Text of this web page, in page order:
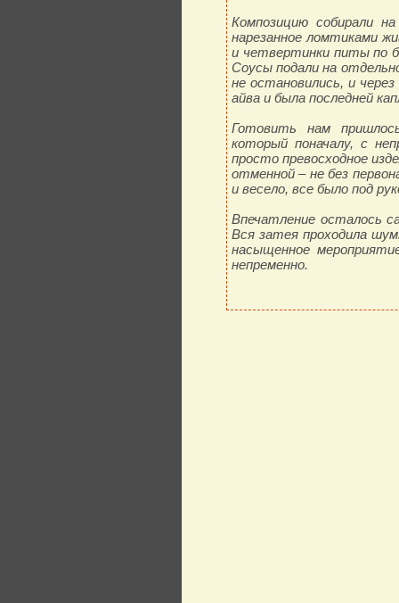
Композицию собирали
нарезанное ломтиками
и четвертинки питы по
Соусы подали на
не остановились, и
айва и была последней
Готовить нам
который поначалу, с
просто превосходное
отменной – не без
и весело, все было под
Впечатление осталось
Вся затея проходила
насыщенное
непременно.